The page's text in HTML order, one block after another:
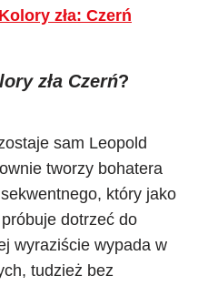
zła: Czerń
zła Czerń?
sam Leopold
tworzy bohatera
który jako
dotrzeć do
wyraziście wypada w
tudzież bez